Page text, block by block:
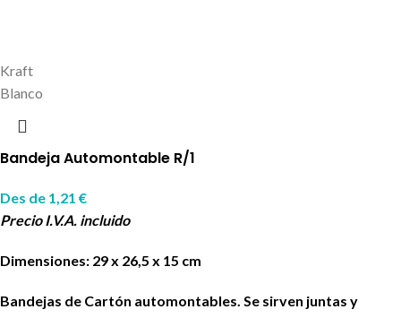
Kraft
Blanco
Bandeja Automontable R/1
Des de 1,21 €
Precio I.V.A. incluido
Dimensiones: 29 x 26,5 x 15 cm
Bandejas de Cartón automontables. Se sirven juntas y